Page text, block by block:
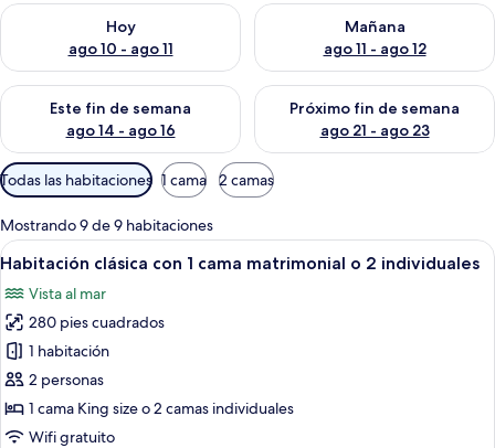
Hoy
ago 10 - ago 11
Consulta la disponibilidad para hoy ago 10 - ago 11
Mañana
ago 11 - ago 12
Consulta la disponibilidad
Este fin de semana
ago 14 - ago 16
Consulta la disponibilidad para este fin de semana ago 14 -
Próximo fin de semana
ago 21 - ago 23
Consulta la disponibilidad
Filtros
disponibles
para
las
habitaciones
Todas las habitaciones 1 cama 2 camas
Mostrando 9 de 9 habitaciones
Abrir
todas
las
fotos
de
Habitación
clásica
con
Una persona sentada a una mesa
12
Habitación clásica con 1 cama matrimonial o 2 individuales
Vista al mar
280 pies cuadrados
1 habitación
2 personas
1 cama King size o 2 camas individuales
Wifi gratuito